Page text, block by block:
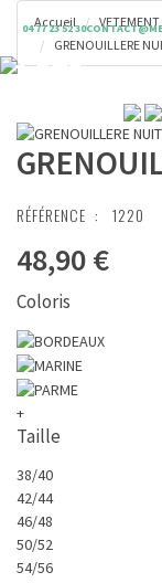
04 77 23 52 30
Accueil
GRENOUILLERE
RÉFÉRENCE : 1220
48,90 €
Coloris
+
Taille
38/40
42/44
46/48
50/52
54/56